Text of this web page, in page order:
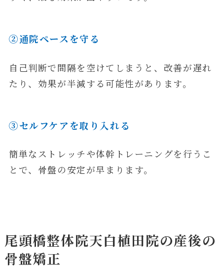
②通院ペースを守る
自己判断で間隔を空けてしまうと、改善が遅れ
たり、効果が半減する可能性があります。
③セルフケアを取り入れる
簡単なストレッチや体幹トレーニングを行うこ
とで、骨盤の安定が早まります。
尾頭橋整体院天白植田院の産後の
骨盤矯正